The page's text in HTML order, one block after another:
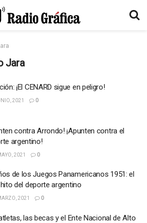
Jara
¡El CENARD sigue en peligro!
2021 0
contra Arrondo! ¡Apunten contra el
argentino!
2021 0
de los Juegos Panamericanos 1951: el
del deporte argentino
2021 0
las becas y el Ente Nacional de Alto